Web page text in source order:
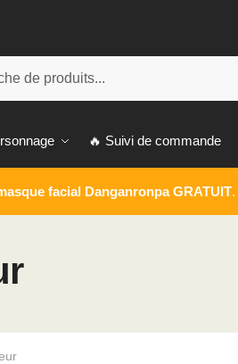
🔥 Suivi de commande
facial Danganronpa GRATUIT.